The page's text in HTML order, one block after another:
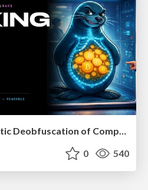
Breaking the Seal: Static Deobfuscation of Compiled V8 JavaScript Bytecode Malware
0 540